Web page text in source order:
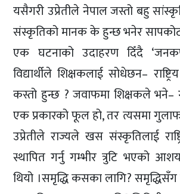
यसैगरी उप्रेतीले नेपाल जस्तो बहु
संस्कृतिको मानक के हुन्छ भनेर
एक घटनाको उदाहरण दिँदै
विद्यार्थीले शिक्षकलाई सोधेछन–
कस्तो हुन्छ ? जवाफमा शिक्षकले
एक प्रकारको फूल हो, तर त्यसमा
उप्रेतीले राज्यले खस संस्कृतिलाई
स्थापित गर्नु गम्भीर त्रुटि भएको
थियो ।समृद्धि कसका लागि?